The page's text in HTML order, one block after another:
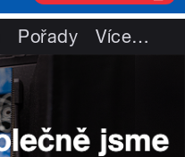
Pořady Více…